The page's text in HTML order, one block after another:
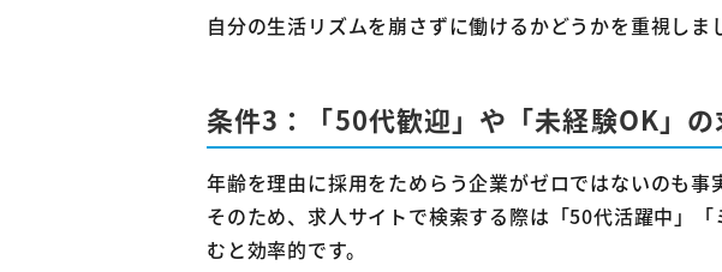
自分の生活リズムを崩さずに働けるかどうかを重視しま
条件3：「50代歓迎」や「未経験OK」
年齢を理由に採用をためらう企業がゼロではないのも事
そのため、求人サイトで検索する際は「50代活躍中」
むと効率的です。